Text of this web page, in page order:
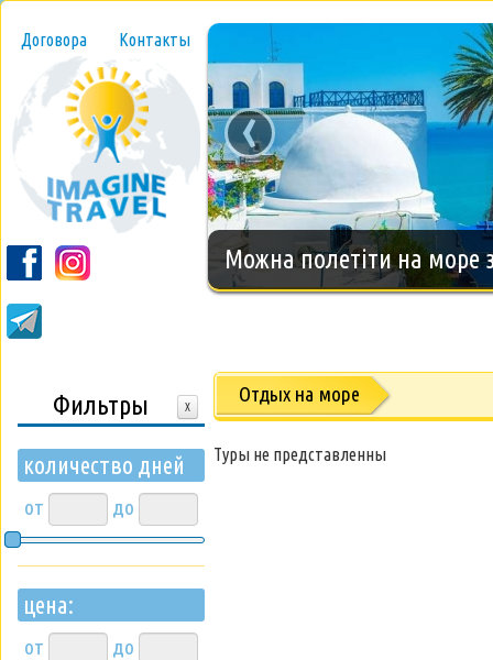
Договора Контакты
Новогодний тур на
‹
Фильтры X
количество дней
от до
цена:
от до
Отдых на море
Туры не представленны